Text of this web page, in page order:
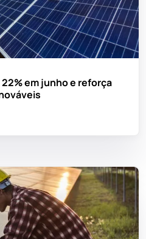
em junho e reforça